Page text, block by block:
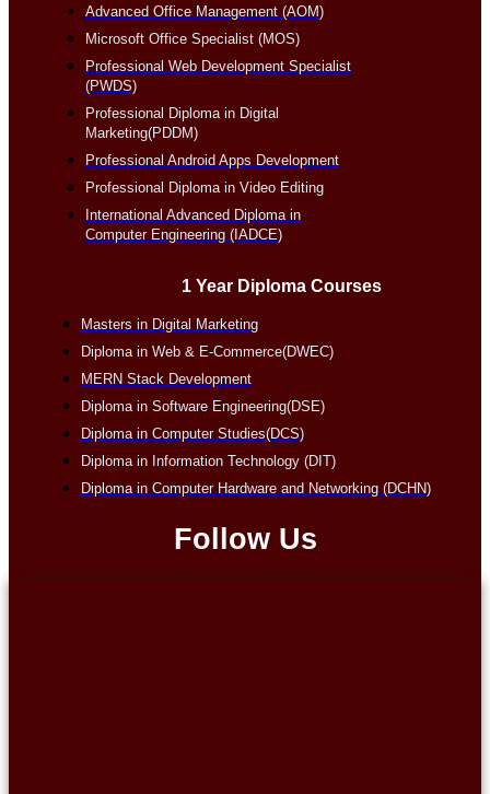
Advanced Office Management (AOM)
Microsoft Office Specialist (MOS)
Professional Web Development Specialist
(PWDS)
Professional Diploma in Digital
Marketing(PDDM)
Professional Android Apps Development
Professional Diploma in Video Editing
International Advanced Diploma in
Computer Engineering (IADCE)
1 Year Diploma Courses
Masters in Digital Marketing
Diploma in Web & E-Commerce(DWEC)
MERN Stack Development
Diploma in Software Engineering(DSE)
Diploma in Computer Studies(DCS)
Diploma in Information Technology (DIT)
Diploma in Computer Hardware and Networking (DCHN)
Follow Us